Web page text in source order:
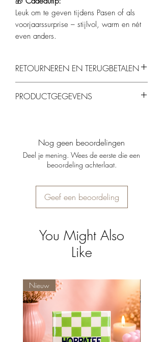
Leuk om te geven tijdens Pasen of als
voorjaarssurprise – stijlvol, warm en nét
even anders.
RETOURNEREN EN TERUGBETALEN
retourneren, mits ze ongebruikt en in de
PRODUCTGEGEVENS
​​​​​​​Groot: 14 x 20 cm
Nog geen beoordelingen
Deel je mening. Wees de eerste die een
beoordeling achterlaat.
Geef een beoordeling
You Might Also
Like
Nieuw